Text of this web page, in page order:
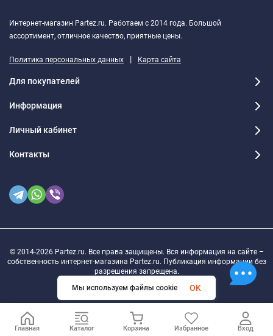
Интернет-магазин Partez.ru. Работаем с 2014 года. Большой
ассортимент, отличное качество, приятные цены.
Политика персональных данных | Карта сайта
Для покупателей
Информация
Личный кабинет
Контакты
© 2014-2026 Partez.ru. Все права защищены. Вся информация на сайте –
собственность интернет-магазина Partez.ru. Публикация информации без
разрешения запрещена.
Главная Каталог Корзина Избранное Вход
Мы используем файлы cookie OK